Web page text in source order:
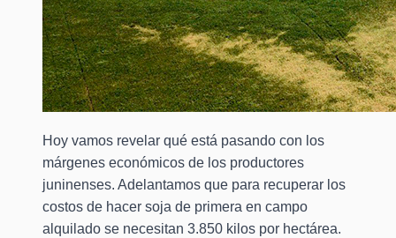
Hoy vamos revelar qué está pasando con los
márgenes económicos de los productores
juninenses. Adelantamos que para recuperar los
costos de hacer soja de primera en campo
alquilado se necesitan 3.850 kilos por hectárea.